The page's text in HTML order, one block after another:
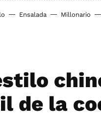
Ensalada Millonario
de la